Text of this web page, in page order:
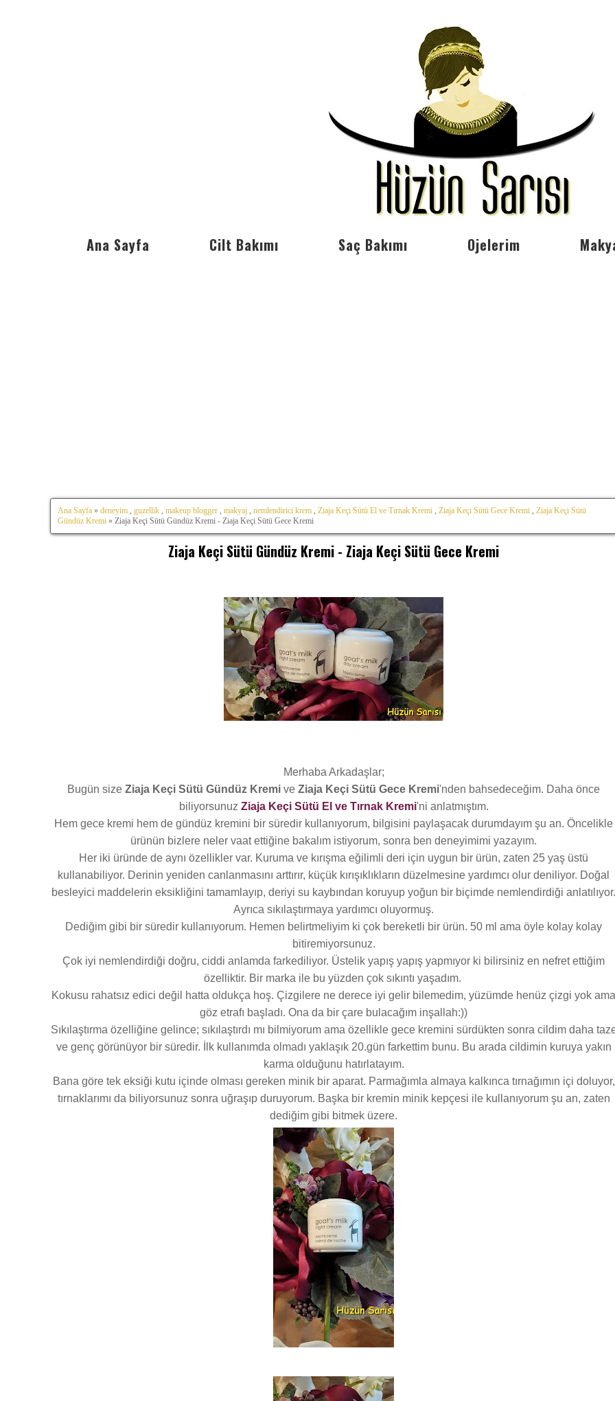
Ana Sayfa Cilt Bakımı Saç Bakımı Ojelerim
Ana Sayfa » deneyim , guzellik , makeup blogger , makyaj , nemlendirici krem , Ziaja Keçi Sütü El ve Tırnak Kremi , Ziaja Keçi Sütü Gece Kremi , Ziaja Keçi Sütü
Gündüz Kremi » Ziaja Keçi Sütü Gündüz Kremi - Ziaja Keçi Sütü Gece Kremi
Ziaja Keçi Sütü Gündüz Kremi - Ziaja Keçi Sütü Gece Kremi
Merhaba Arkadaşlar;
Bugün size Ziaja Keçi Sütü Gündüz Kremi ve Ziaja Keçi Sütü Gece Kremi'nden bahsedeceğim. Daha önce
biliyorsunuz Ziaja Keçi Sütü El ve Tırnak Kremi'ni anlatmıştım.
Hem gece kremi hem de gündüz kremini bir süredir kullanıyorum, bilgisini paylaşacak durumdayım şu an. Öncelikle
ürünün bizlere neler vaat ettiğine bakalım istiyorum, sonra ben deneyimimi yazayım.
Her iki üründe de aynı özellikler var. Kuruma ve kırışma eğilimli deri için uygun bir ürün, zaten 25 yaş üstü
kullanabiliyor. Derinin yeniden canlanmasını arttırır, küçük kırışıklıkların düzelmesine yardımcı olur deniliyor. Doğal
besleyici maddelerin eksikliğini tamamlayıp, deriyi su kaybından koruyup yoğun bir biçimde nemlendirdiği anlatılıyor.
Ayrıca sıkılaştırmaya yardımcı oluyormuş.
Dediğim gibi bir süredir kullanıyorum. Hemen belirtmeliyim ki çok bereketli bir ürün. 50 ml ama öyle kolay kolay
bitiremiyorsunuz.
Çok iyi nemlendirdiği doğru, ciddi anlamda farkediliyor. Üstelik yapış yapış yapmıyor ki bilirsiniz en nefret ettiğim
özelliktir. Bir marka ile bu yüzden çok sıkıntı yaşadım.
Kokusu rahatsız edici değil hatta oldukça hoş. Çizgilere ne derece iyi gelir bilemedim, yüzümde henüz çizgi yok ama
göz etrafı başladı. Ona da bir çare bulacağım inşallah:))
Sıkılaştırma özelliğine gelince; sıkılaştırdı mı bilmiyorum ama özellikle gece kremini sürdükten sonra cildim daha
ve genç görünüyor bir süredir. İlk kullanımda olmadı yaklaşık 20.gün farkettim bunu. Bu arada cildimin kuruya yakın
karma olduğunu hatırlatayım.
Bana göre tek eksiği kutu içinde olması gereken minik bir aparat. Parmağımla almaya kalkınca tırnağımın içi doluyor,
tırnaklarımı da biliyorsunuz sonra uğraşıp duruyorum. Başka bir kremin minik kepçesi ile kullanıyorum şu an, zaten
dediğim gibi bitmek üzere.